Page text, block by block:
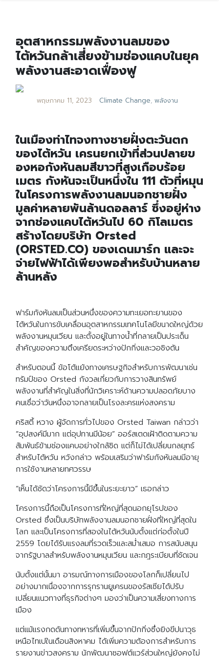
อุตสาหกรรมพลังงานลมของ
ไต้หวันกล้าเสี่ยงข้ามช่องแคบในยุค
พลังงานสะอาดเฟื่องฟู
พฤษภาคม 11, 2023 Climate Change, พลังงาน
ในเมืองท่าไทจงทางชายฝั่งตะวันตก
ของไต้หวัน เครนยกเข้าที่ส่วนปลายข
องหอกังหันลมสีขาวที่สูงเกือบร้อย
เมตร กังหันจะเป็นหนึ่งใน 111 ตัวที่หมุน
ในโครงการพลังงานลมนอกชายฝั่ง
มูลค่าหลายพันล้านดอลลาร์ ซึ่งอยู่ห่าง
จากช่องแคบไต้หวันไป 60 กิโลเมตร
สร้างโดยบริษัท Orsted
(ORSTED.CO) ของเดนมาร์ก และจะ
จ่ายไฟฟ้าได้เพียงพอสำหรับบ้านหลาย
ล้านหลัง
ฟาร์มกังหันลมเป็นส่วนหนึ่งของความทะเยอทะยานของ
ไต้หวันในการขับเคลื่อนอุตสาหกรรมเทคโนโลยีขนาดใหญ่ด้วย
พลังงานหมุนเวียน และตั้งอยู่ในทางน้ำที่กลายเป็นประเด็น
สำคัญของความตึงเครียดระหว่างปักกิ่งและวอชิงตัน
สำหรับตอนนี้ ข้อโต้แย้งทางเศรษฐกิจสำหรับการพัฒนาเช่น
ทรัมป์ของ Orsted กังวลเกี่ยวกับการวางสินทรัพย์
พลังงานที่สำคัญในสิ่งที่นักวิเคราะห์ด้านความปลอดภัยบาง
คนเชื่อว่าวันหนึ่งอาจกลายเป็นโรงละครแห่งสงคราม
คริสตี้ หวาง ผู้จัดการทั่วไปของ Orsted Taiwan กล่าวว่า
“อุปสงค์มีมาก แต่อุปทานมีน้อย” ออร์สเตดเฝ้าติดตามความ
สัมพันธ์ข้ามช่องแคบอย่างใกล้ชิด แต่ก็ไม่ได้เปลี่ยนกลยุทธ์
สำหรับไต้หวัน หวังกล่าว พร้อมเสริมว่าฟาร์มกังหันลมมีอายุ
การใช้งานหลายทศวรรษ
“เห็นได้ชัดว่าโครงการนี้มีขึ้นในระยะยาว” เธอกล่าว
โครงการนี้ถือเป็นโครงการที่ใหญ่ที่สุดนอกยุโรปของ
Orsted ซึ่งเป็นบริษัทพลังงานลมนอกชายฝั่งที่ใหญ่ที่สุดใน
โลก และเป็นโครงการที่สองในไต้หวันนับตั้งแต่ก่อตั้งในปี
2559 โดยได้รับแรงลมที่รวดเร็วและสม่ำเสมอ การสนับสนุน
จากรัฐบาลสำหรับพลังงานหมุนเวียน และกฎระเบียบที่ชัดเจน
นับตั้งแต่นั้นมา อารมณ์ทางการเมืองของโลกก็เปลี่ยนไป
อย่างมากเนื่องจากการรุกรานยูเครนของรัสเซียได้ปรับ
เปลี่ยนแนวทางที่ธุรกิจต่างๆ มองว่าเป็นความเสี่ยงทางการ
เมือง
แต่แม้แรงกดดันทางทหารที่เพิ่มขึ้นจากปักกิ่งซึ่งยิงขีปนาวุธ
เหนือไทเปในเดือนสิงหาคม ได้เพิ่มความต้องการสำหรับการ
รายงานข่าวสงคราม นักพัฒนาซอฟต์แวร์ส่วนใหญ่ยังคงไม่